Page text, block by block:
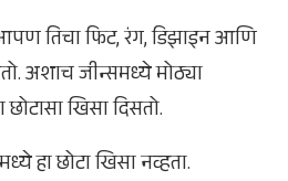
तिचा फिट, रंग, डिझाइन आणि
अशाच जीन्समध्ये मोठ्या
खिसा दिसतो.
हा छोटा खिसा नव्हता.